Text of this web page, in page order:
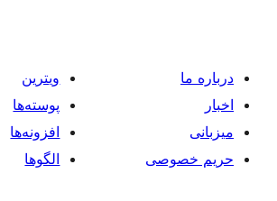
درباره ما
اخبار
میزبانی
حریم خصوصی
ویترین
پوسته‌ها
افزونه‌ها
الگوها